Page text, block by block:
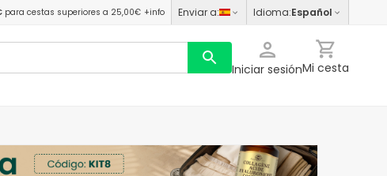
para cestas superiores a 25,00€ +info Enviar a: Idioma:Español
Iniciar sesiónMi cesta